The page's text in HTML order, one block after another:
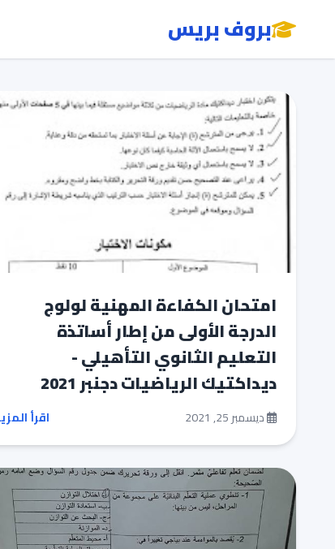
بروف بريس
امتحان الكفاءة المهنية لولوج
الدرجة الأولى من إطار أساتذة
التعليم الثانوي التأهيلي -
ديداكتيك الرياضيات دجنبر 2021
ديسمبر 25, 2021 اقرأ